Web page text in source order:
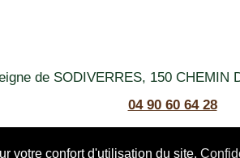
votre confort d'utilisation du site.
de SODIVERRES, 150 CHEMIN
04 90 60 64 28
449 587 104 R.C.S.